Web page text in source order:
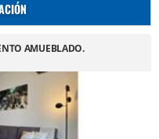
AMUEBLADO.